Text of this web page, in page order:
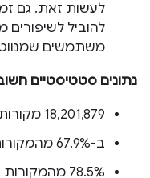
לעשות זאת. גם
להוביל לשיפורים
משתמשים
נתונים סטטיסטיים
‫18,201,879 מקורות (
ב-67.9% מהמקורות (
‫78.5% מהמקורות (